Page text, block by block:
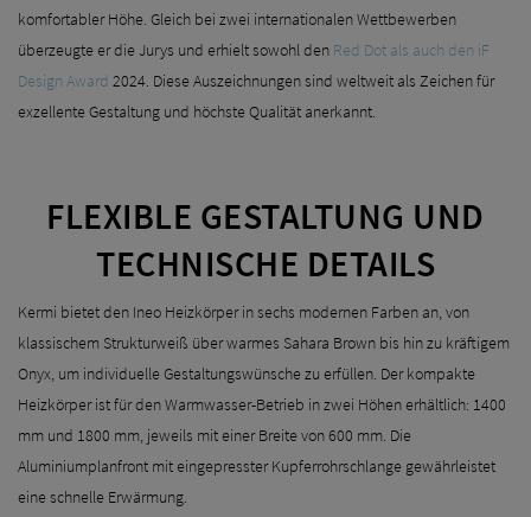
komfortabler Höhe. Gleich bei zwei internationalen Wettbewerben
überzeugte er die Jurys und erhielt sowohl den Red Dot als auch den iF
Design Award 2024. Diese Auszeichnungen sind weltweit als Zeichen für
exzellente Gestaltung und höchste Qualität anerkannt.
FLEXIBLE GESTALTUNG UND
TECHNISCHE DETAILS
Kermi bietet den Ineo Heizkörper in sechs modernen Farben an, von
klassischem Strukturweiß über warmes Sahara Brown bis hin zu kräftigem
Onyx, um individuelle Gestaltungswünsche zu erfüllen. Der kompakte
Heizkörper ist für den Warmwasser-Betrieb in zwei Höhen erhältlich: 1400
mm und 1800 mm, jeweils mit einer Breite von 600 mm. Die
Aluminiumplanfront mit eingepresster Kupferrohrschlange gewährleistet
eine schnelle Erwärmung.